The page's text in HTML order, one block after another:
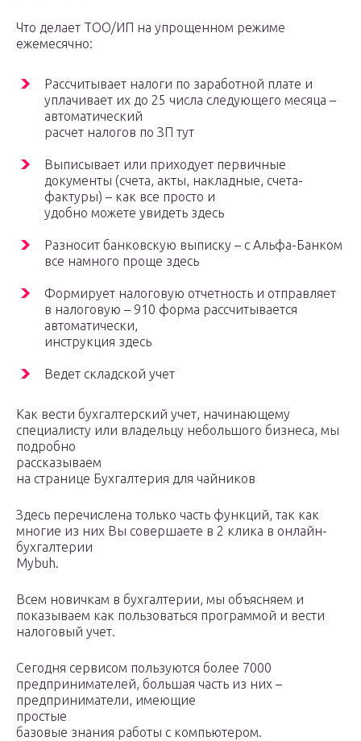
Что делает ТОО/ИП на упрощенном режиме
ежемесячно:
Рассчитывает налоги по заработной плате и
уплачивает их до 25 числа следующего месяца –
автоматический
расчет налогов по ЗП тут
Выписывает или приходует первичные
документы (счета, акты, накладные, счета-
фактуры) – как все просто и
удобно можете увидеть здесь
Разносит банковскую выписку – с Альфа-Банком
все намного проще здесь
Формирует налоговую отчетность и отправляет
в налоговую – 910 форма рассчитывается
автоматически,
инструкция здесь
Ведет складской учет
Как вести бухгалтерский учет, начинающему
специалисту или владельцу небольшого бизнеса, мы
подробно
рассказываем
на странице Бухгалтерия для чайников
Здесь перечислена только часть функций, так как
многие из них Вы совершаете в 2 клика в онлайн-
бухгалтерии
Mybuh.
Всем новичкам в бухгалтерии, мы объясняем и
показываем как пользоваться программой и вести
налоговый учет.
Сегодня сервисом пользуются более 7000
предпринимателей, большая часть из них –
предприниматели, имеющие
простые
базовые знания работы с компьютером.